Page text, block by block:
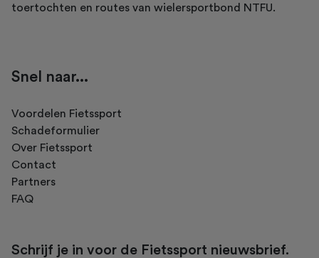
toertochten en routes van wielersportbond NTFU.
Snel naar...
Voordelen Fietssport
Schadeformulier
Over Fietssport
Contact
Partners
FAQ
Schrijf je in voor de Fietssport nieuwsbrief.